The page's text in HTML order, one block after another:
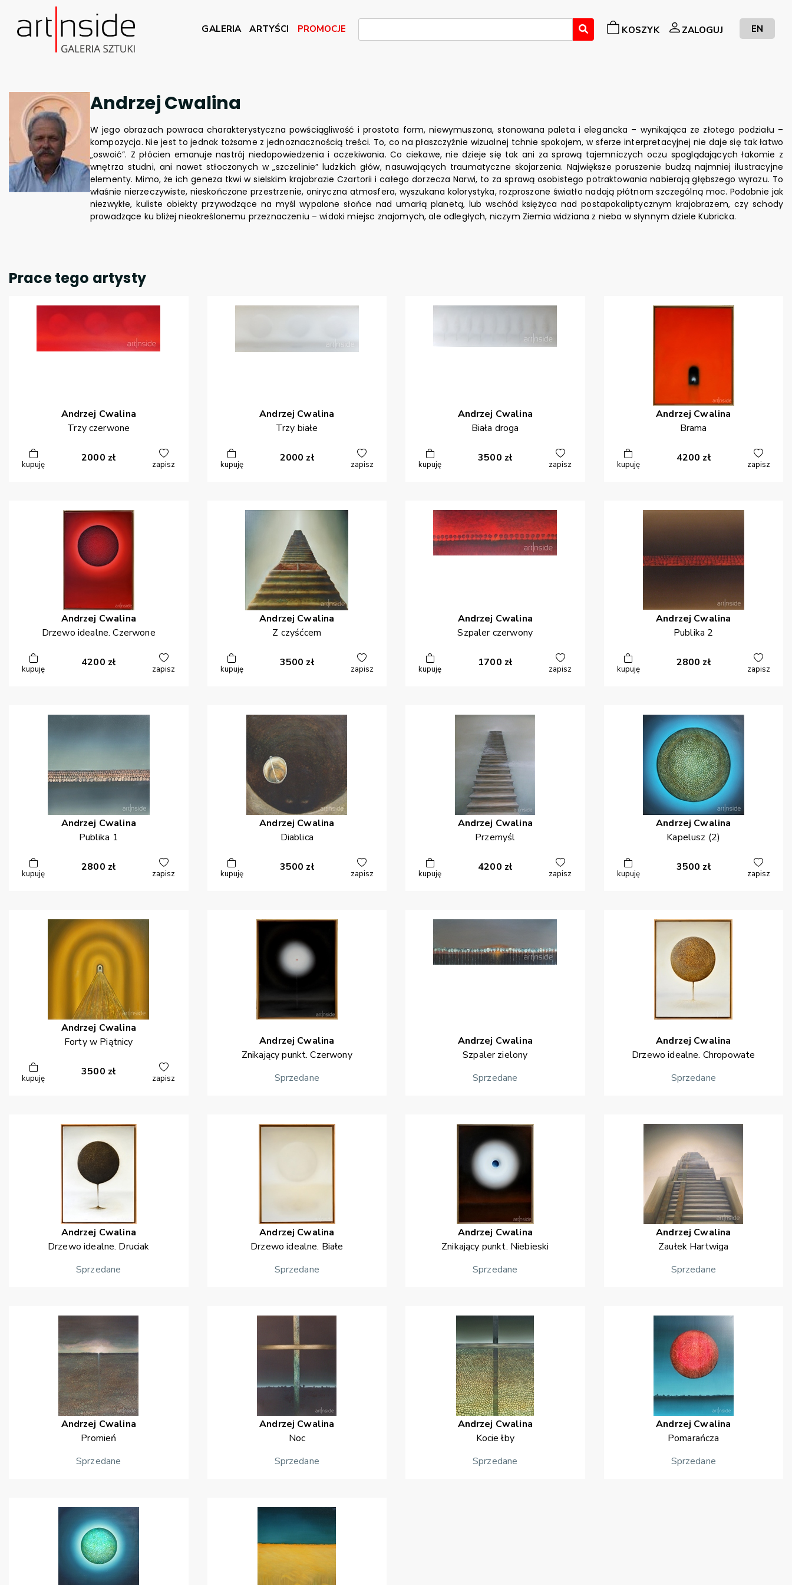
GALERIA ARTYŚCI PROMOCJE KOSZYK ZALOGUJ EN
Andrzej Cwalina
W jego obrazach powraca charakterystyczna powściągliwość i prostota form, niewymuszona, stonowana paleta i elegancka – wynikająca ze złotego podziału –
kompozycja. Nie jest to jednak tożsame z jednoznacznością treści. To, co na płaszczyźnie wizualnej tchnie spokojem, w sferze interpretacyjnej nie daje się tak łatwo
„oswoić”. Z płócien emanuje nastrój niedopowiedzenia i oczekiwania. Co ciekawe, nie dzieje się tak ani za sprawą tajemniczych oczu spoglądających łakomie z
wnętrza studni, ani nawet stłoczonych w „szczelinie” ludzkich głów, nasuwających traumatyczne skojarzenia. Największe poruszenie budzą najmniej ilustracyjne
elementy. Mimo, że ich geneza tkwi w sielskim krajobrazie Czartorii i całego dorzecza Narwi, to za sprawą osobistego potraktowania nabierają głębszego wyrazu. To
właśnie nierzeczywiste, nieskończone przestrzenie, oniryczna atmosfera, wyszukana kolorystyka, rozproszone światło nadają płótnom szczególną moc. Podobnie jak
niezwykłe, kuliste obiekty przywodzące na myśl wypalone słońce nad umarłą planetą, lub wschód księżyca nad postapokaliptycznym krajobrazem, czy schody
prowadzące ku bliżej nieokreślonemu przeznaczeniu – widoki miejsc znajomych, ale odległych, niczym Ziemia widziana z nieba w słynnym dziele Kubricka.
Prace tego artysty
Andrzej Cwalina
Trzy czerwone
kupuję
2000 zł
zapisz
Andrzej Cwalina
Trzy białe
kupuję
2000 zł
zapisz
Andrzej Cwalina
Biała droga
kupuję
3500 zł
zapisz
Andrzej Cwalina
Brama
kupuję
4200 zł
zapisz
Andrzej Cwalina
Drzewo idealne. Czerwone
kupuję
4200 zł
zapisz
Andrzej Cwalina
Z czyśćcem
kupuję
3500 zł
zapisz
Andrzej Cwalina
Szpaler czerwony
kupuję
1700 zł
zapisz
Andrzej Cwalina
Publika 2
kupuję
2800 zł
zapisz
Andrzej Cwalina
Publika 1
kupuję
2800 zł
zapisz
Andrzej Cwalina
Diablica
kupuję
3500 zł
zapisz
Andrzej Cwalina
Przemyśl
kupuję
4200 zł
zapisz
Andrzej Cwalina
Kapelusz (2)
kupuję
3500 zł
zapisz
Andrzej Cwalina
Forty w Piątnicy
kupuję
3500 zł
zapisz
Andrzej Cwalina
Znikający punkt. Czerwony
Sprzedane
Andrzej Cwalina
Szpaler zielony
Sprzedane
Andrzej Cwalina
Drzewo idealne. Chropowate
Sprzedane
Andrzej Cwalina
Drzewo idealne. Druciak
Sprzedane
Andrzej Cwalina
Drzewo idealne. Białe
Sprzedane
Andrzej Cwalina
Znikający punkt. Niebieski
Sprzedane
Andrzej Cwalina
Zaułek Hartwiga
Sprzedane
Andrzej Cwalina
Promień
Sprzedane
Andrzej Cwalina
Noc
Sprzedane
Andrzej Cwalina
Kocie łby
Sprzedane
Andrzej Cwalina
Pomarańcza
Sprzedane